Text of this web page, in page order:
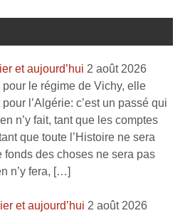
et aujourd’hui 2 août 2026
le régime de Vichy, elle
l’Algérie: c’est un passé qui
n’y fait, tant que les comptes
que toute l’Histoire ne sera
fonds des choses ne sera pas
n’y fera, […]
et aujourd’hui 2 août 2026